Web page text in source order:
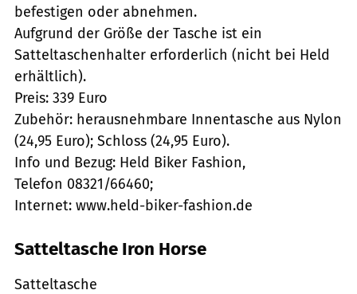
befestigen oder abnehmen.
Aufgrund der Größe der Tasche ist ein
Satteltaschenhalter erforderlich (nicht bei Held
erhältlich).
Preis: 339 Euro
Zubehör: herausnehmbare Innentasche aus Nylon
(24,95 Euro); Schloss (24,95 Euro).
Info und Bezug: Held Biker Fashion,
Telefon 08321/66460;
Internet: www.held-biker-fashion.de
Satteltasche Iron Horse
Satteltasche